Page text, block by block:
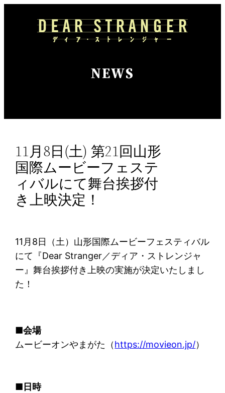
NEWS
11月8日(土) 第21回山形
国際ムービーフェステ
ィバルにて舞台挨拶付
き上映決定！
11月8日（土）山形国際ムービーフェスティバル
にて『Dear Stranger／ディア・ストレンジャ
ー』舞台挨拶付き上映の実施が決定いたしまし
た！
■会場
ムービーオンやまがた（https://movieon.jp/）
■日時